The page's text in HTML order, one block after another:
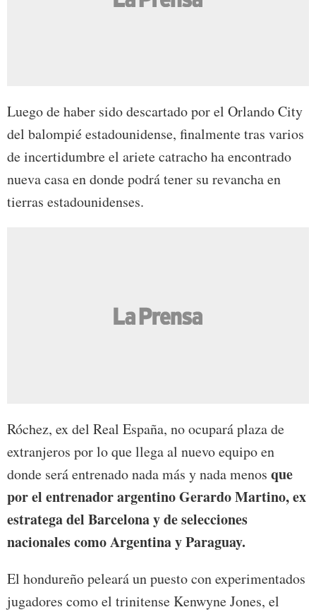
Luego de haber sido descartado por el Orlando City
del balompié estadounidense, finalmente tras varios
de incertidumbre el ariete catracho ha encontrado
nueva casa en donde podrá tener su revancha en
tierras estadounidenses.
Róchez, ex del Real España, no ocupará plaza de
extranjeros por lo que llega al nuevo equipo en
donde será entrenado nada más y nada menos que
por el entrenador argentino Gerardo Martino, ex
estratega del Barcelona y de selecciones
nacionales como Argentina y Paraguay.
El hondureño peleará un puesto con experimentados
jugadores como el trinitense Kenwyne Jones, el